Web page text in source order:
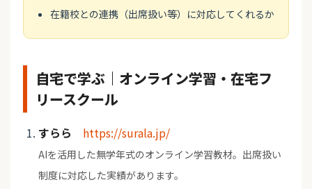
在籍校との連携（出席扱い等）に対応してくれるか
自宅で学ぶ｜オンライン学習・在宅フ
リースクール
すらら https://surala.jp/
AIを活用した無学年式のオンライン学習教材。出席扱い
制度に対応した実績があります。